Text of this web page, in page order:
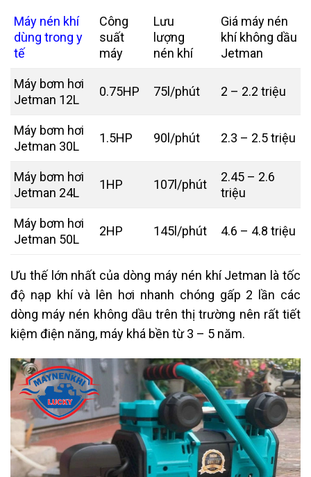
Máy nén khí
dùng trong y
tế
Công
suất
máy
Lưu
lượng
nén khí
Giá máy nén
khí không dầu
Jetman
Máy bơm hơi
Jetman 12L
0.75HP 75l/phút 2 – 2.2 triệu
Máy bơm hơi
Jetman 30L
1.5HP 90l/phút 2.3 – 2.5 triệu
Máy bơm hơi
Jetman 24L
1HP 107l/phút
2.45 – 2.6
triệu
Máy bơm hơi
Jetman 50L
2HP 145l/phút 4.6 – 4.8 triệu
Ưu thế lớn nhất của dòng máy nén khí Jetman là tốc
độ nạp khí và lên hơi nhanh chóng gấp 2 lần các
dòng máy nén không dầu trên thị trường nên rất tiết
kiệm điện năng, máy khá bền từ 3 – 5 năm.